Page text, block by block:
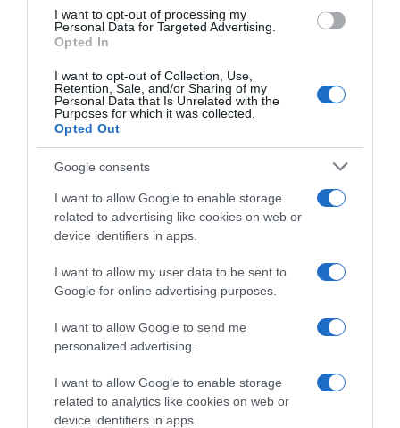
I want to opt-out of processing my
Personal Data for Targeted Advertising.
Opted In
I want to opt-out of Collection, Use,
Retention, Sale, and/or Sharing of my
Personal Data that Is Unrelated with the
Purposes for which it was collected.
Opted Out
Google consents
I want to allow Google to enable storage
related to advertising like cookies on web or
device identifiers in apps.
I want to allow my user data to be sent to
Google for online advertising purposes.
I want to allow Google to send me
personalized advertising.
I want to allow Google to enable storage
related to analytics like cookies on web or
device identifiers in apps.
ΕΛΛΑΔΑ
Δείτε τις προσπάθειες χελώνας να
γεννήσει σε παραλία της Ρόδου – Η
προειδοποίηση των κατοίκων (βίντεο)